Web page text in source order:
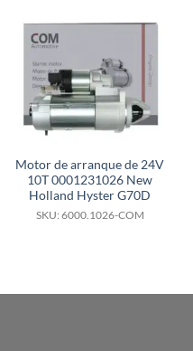
Motor de arranque de 24V
10T 0001231026 New
Holland Hyster G70D
SKU: 6000.1026-COM